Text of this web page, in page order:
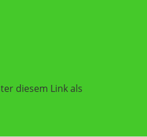
diesem Link als